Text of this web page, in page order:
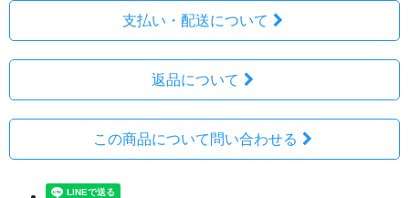
支払い・配送について
返品について
この商品について問い合わせる